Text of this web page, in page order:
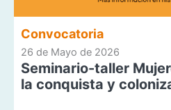
Convocatoria
26 de Mayo de 2026
Seminario-taller
la conquista y